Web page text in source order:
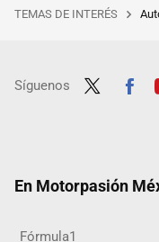
TEMAS DE INTERÉS
Síguenos
En Motorpasión
Fórmula1